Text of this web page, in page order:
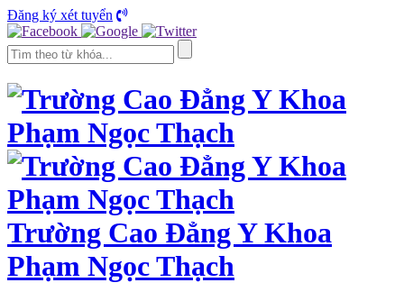
Đăng ký xét tuyển
Trường Cao Đẳng Y Khoa
Phạm Ngọc Thạch